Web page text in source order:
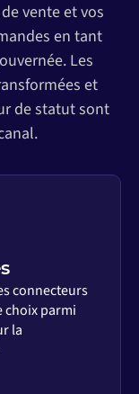
vente et vos
en tant
Les
et
de statut sont
connecteurs
choix parmi
la